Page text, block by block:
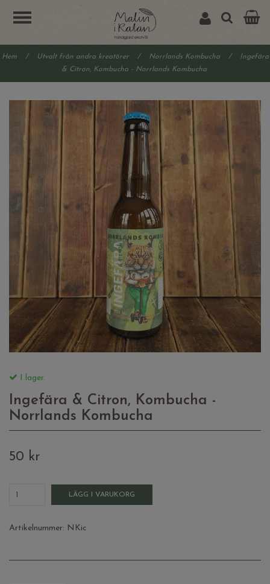
Hem / Utvalt från andra kreatörer / Norrlands Kombucha /
Ingefära
& Citron, Kombucha - Norrlands Kombucha
I lager.
Ingefära & Citron, Kombucha -
Norrlands Kombucha
50 kr
LÄGG I VARUKORG
Artikelnummer: NKic